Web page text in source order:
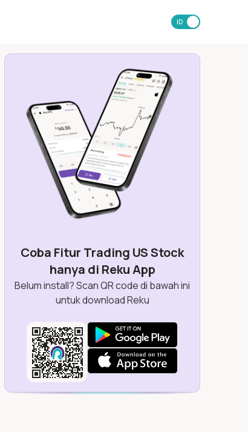
ID
Coba Fitur Trading US Stock
hanya di Reku App
Belum install? Scan QR code di bawah ini
untuk download Reku